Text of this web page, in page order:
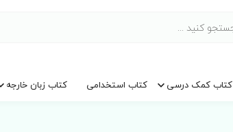
کتاب کمک درسی کتاب استخدامی کتاب زبان خارجه